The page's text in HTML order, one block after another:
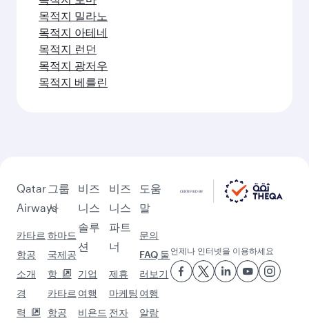
목적지 밀라노
목적지 아테네
목적지 런던
목적지 광저우
목적지 베를린
Qatar
Airways
카타르
항공
소개
경
력
그룹
사
하마드
국제공
항
카타르
항공
비즈
니스
솔루
션
기업
여행
비욘드
비즈
니스
파트
너
제휴
마케팅
전자
도움
말
문의
FAQ 둘
러보기
여행
알람
언제나 인터넷을 이용하세요